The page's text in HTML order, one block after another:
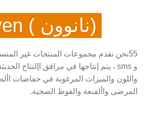
(نانوون ) Nonwoven
و sms ، يتم إنتاجها في مرافق اإلنتاج الحديثة ، بالحجم
واللون والميزات المرغوبة في حفاضات
المرضى واألقنعة والفوط الصحية.